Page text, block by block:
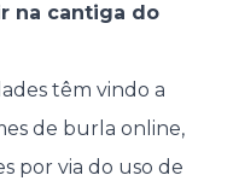
na cantiga do
têm vindo a
de burla online,
por via do uso de